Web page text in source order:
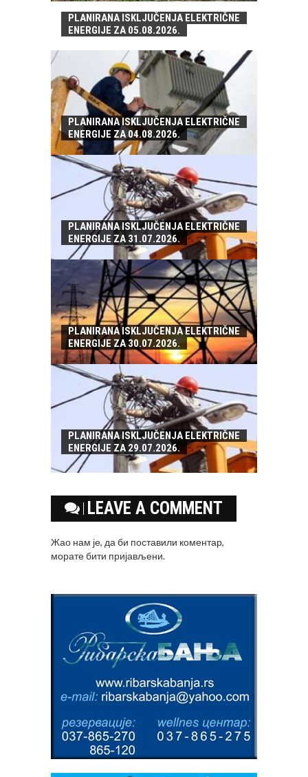
PLANIRANA ISKLJUČENJA ELEKTRIČNE
ENERGIJE ZA 05.08.2026.
PLANIRANA ISKLJUČENJA ELEKTRIČNE
ENERGIJE ZA 04.08.2026.
PLANIRANA ISKLJUČENJA ELEKTRIČNE
ENERGIJE ZA 31.07.2026.
PLANIRANA ISKLJUČENJA ELEKTRIČNE
ENERGIJE ZA 30.07.2026.
PLANIRANA ISKLJUČENJA ELEKTRIČNE
ENERGIJE ZA 29.07.2026.
LEAVE A COMMENT
Жао нам је, да би поставили коментар,
моратебити пријављени.